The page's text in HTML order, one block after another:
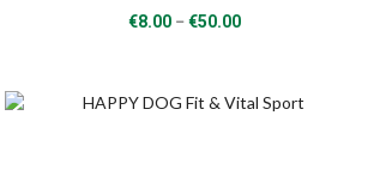
€8.00 – €50.00Price
through